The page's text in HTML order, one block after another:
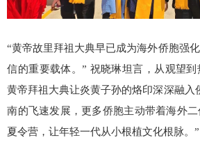
“黄帝故里拜祖大典早已成为海外侨胞强
信的重要载体。” 祝晓琳坦言，从观望到
黄帝拜祖大典让炎黄子孙的烙印深深融入
南的飞速发展，更多侨胞主动带着海外
夏令营，让年轻一代从小根植文化根脉。”